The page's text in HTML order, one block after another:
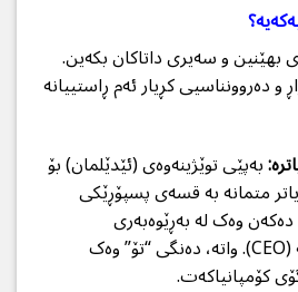
بهێنین و سەیری داتاکان بکەین.
و دەروونناسیی کڕیار ئەم ڕاستییانە
بەپێی توێژینەوەی (ئێدێلمان) بۆ
زیاتر متمانە بە قسەی پسپۆڕێکی
وەک لە بەڕێوەبەری
جێبەجێکاری کۆمپانیاکە (CEO). واتە، دەنگی “تۆ” وەک
کۆمپانیاکەت.